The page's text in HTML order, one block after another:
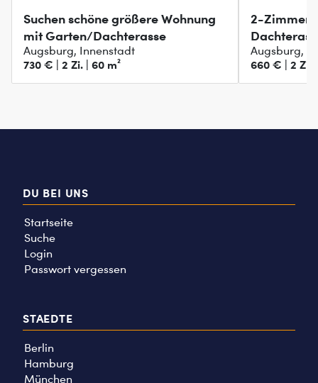
Suchen schöne größere Wohnung
mit Garten/Dachterasse
Augsburg, Innenstadt
730 € | 2 Zi. | 60 m²
2-Zimmer,
Augsburg,
660 € | 2 Zi. |
DU BEI UNS
Startseite
Suche
Login
Passwort vergessen
STAEDTE
Berlin
Hamburg
München